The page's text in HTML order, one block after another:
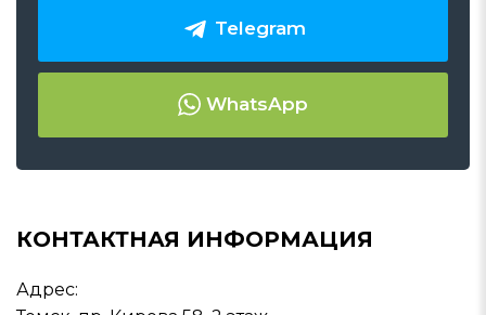
Telegram
WhatsApp
КОНТАКТНАЯ ИНФОРМАЦИЯ
Адрес: